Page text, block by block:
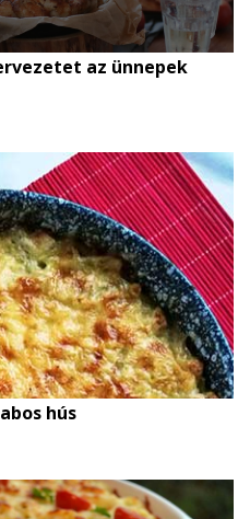
az ünnepek
hús